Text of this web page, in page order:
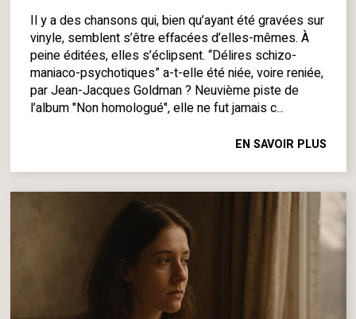
Il y a des chansons qui, bien qu’ayant été gravées sur
vinyle, semblent s’être effacées d’elles-mêmes. À
peine éditées, elles s’éclipsent. “Délires schizo-
maniaco-psychotiques” a-t-elle été niée, voire reniée,
par Jean-Jacques Goldman ? Neuvième piste de
l’album "Non homologué", elle ne fut jamais c...
EN SAVOIR PLUS